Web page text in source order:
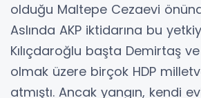
olduğu Maltepe Cezaevi
Aslında AKP iktidarına bu
Kılıçdaroğlu başta Demirtaş
olmak üzere birçok HDP
atmıştı. Ancak yangın, kendi